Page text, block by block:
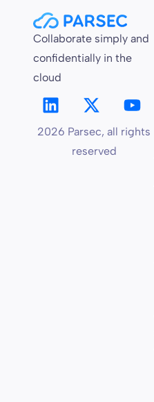
Collaborate simply and
confidentially in the
cloud
2026 Parsec, all rights
reserved